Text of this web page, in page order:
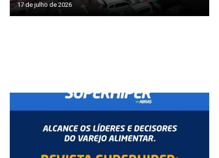
17 de julho de 2026